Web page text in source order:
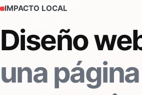
IMPACTO LOCAL
Diseño
una